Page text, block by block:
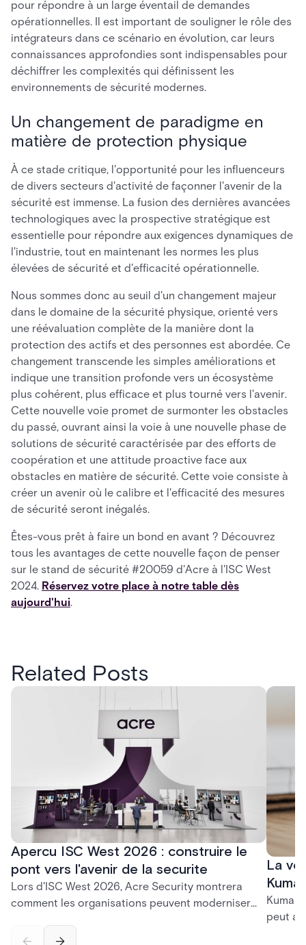
pour répondre à un large éventail de demandes
opérationnelles. Il est important de souligner le rôle des
intégrateurs dans ce scénario en évolution, car leurs
connaissances approfondies sont indispensables pour
déchiffrer les complexités qui définissent les
environnements de sécurité modernes.
Un changement de paradigme en
matière de protection physique
À ce stade critique, l'opportunité pour les influenceurs
de divers secteurs d'activité de façonner l'avenir de la
sécurité est immense. La fusion des dernières avancées
technologiques avec la prospective stratégique est
essentielle pour répondre aux exigences dynamiques de
l'industrie, tout en maintenant les normes les plus
élevées de sécurité et d'efficacité opérationnelle.
Nous sommes donc au seuil d'un changement majeur
dans le domaine de la sécurité physique, orienté vers
une réévaluation complète de la manière dont la
protection des actifs et des personnes est abordée. Ce
changement transcende les simples améliorations et
indique une transition profonde vers un écosystème
plus cohérent, plus efficace et plus tourné vers l'avenir.
Cette nouvelle voie promet de surmonter les obstacles
du passé, ouvrant ainsi la voie à une nouvelle phase de
solutions de sécurité caractérisée par des efforts de
coopération et une attitude proactive face aux
obstacles en matière de sécurité. Cette voie consiste à
créer un avenir où le calibre et l'efficacité des mesures
de sécurité seront inégalés.
Êtes-vous prêt à faire un bond en avant ? Découvrez
tous les avantages de cette nouvelle façon de penser
sur le stand de sécurité #20059 d'Acre à l'ISC West
2024. Réservez votre place à notre table dès
aujourd'hui.
Related Posts
Apercu ISC West 2026 : construire le
pont vers l'avenir de la securite
Lors d'ISC West 2026, Acre Security montrera
comment les organisations peuvent moderniser
sur site eprouvees a l'ecosysteme unifie One Acre,
La
Kumar
peut